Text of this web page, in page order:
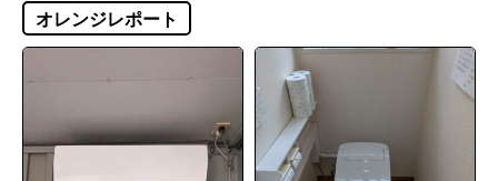
オレンジレポート